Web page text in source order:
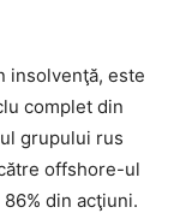
insolvenţă, este
complet din
grupului rus
offshore-ul
din acţiuni.